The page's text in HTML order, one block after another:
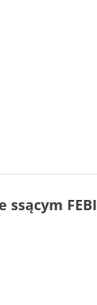
FEBI